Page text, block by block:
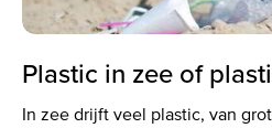
Plastic in zee of
In zee drijft veel plastic, van